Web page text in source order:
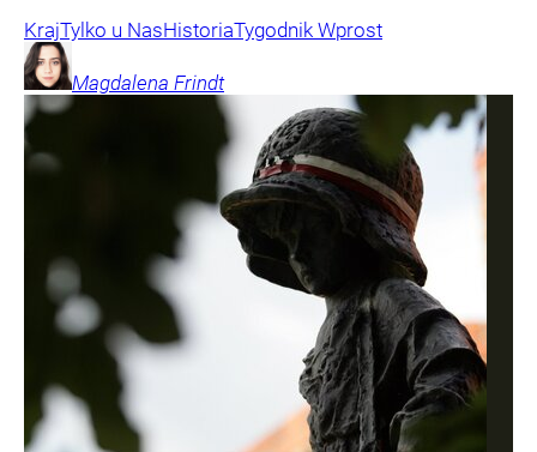
KrajTylko u NasHistoriaTygodnik Wprost
Magdalena Frindt